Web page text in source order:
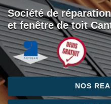
Société de
et fenêtre de toit
NOS